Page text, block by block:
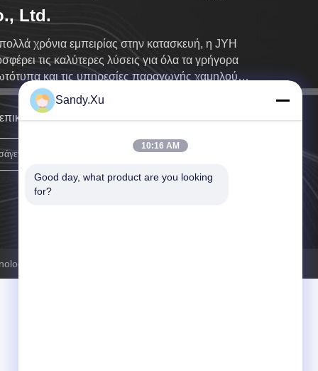
Ltd.
χρόνια εμπειρίας στην κατασκευή, η JYH
τις καλύτερες λύσεις για όλα τα γρήγορα
και τις υπηρεσίες παραγωγής χαμηλού
και κατ' απαίτηση
μαζί σας το συντομότερο δυνατόν.
Co., Ltd. Όλα τα δικαιώματα διατηρούνται.
Sandy.Xu
10:16 AM
Good day, what product are you looking
for?